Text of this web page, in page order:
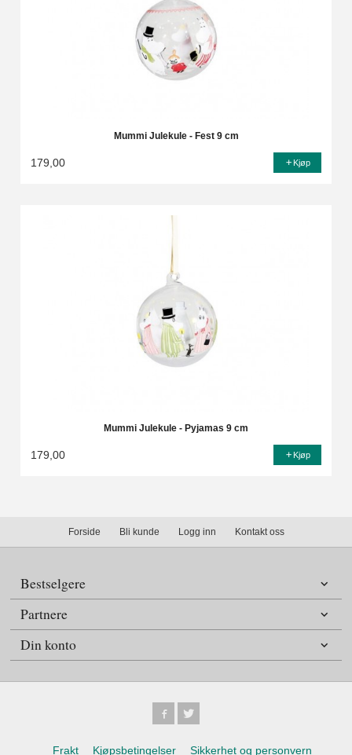
Mummi Julekule - Fest 9 cm
179,00 Kjøp
Mummi Julekule - Pyjamas 9 cm
179,00 Kjøp
Forside Bli kunde Logg inn Kontakt oss
Bestselgere
Partnere
Din konto
Frakt Kjøpsbetingelser Sikkerhet og personvern